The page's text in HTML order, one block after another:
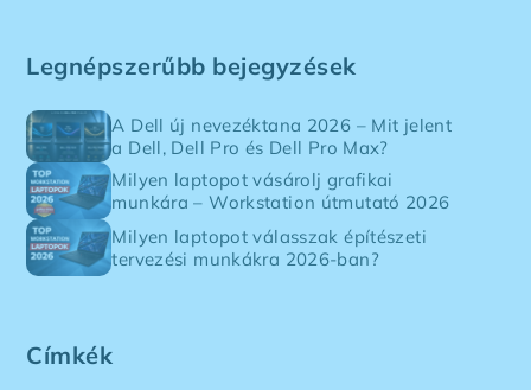
Legnépszerűbb bejegyzések
A Dell új nevezéktana 2026 – Mit jelent
a Dell, Dell Pro és Dell Pro Max?
Milyen laptopot vásárolj grafikai
munkára – Workstation útmutató 2026
Milyen laptopot válasszak építészeti
tervezési munkákra 2026-ban?
Címkék